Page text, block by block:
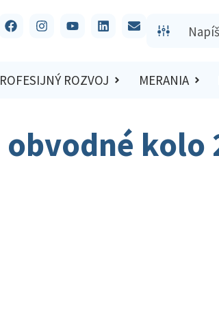
ROZVOJ MERANIA
kolo